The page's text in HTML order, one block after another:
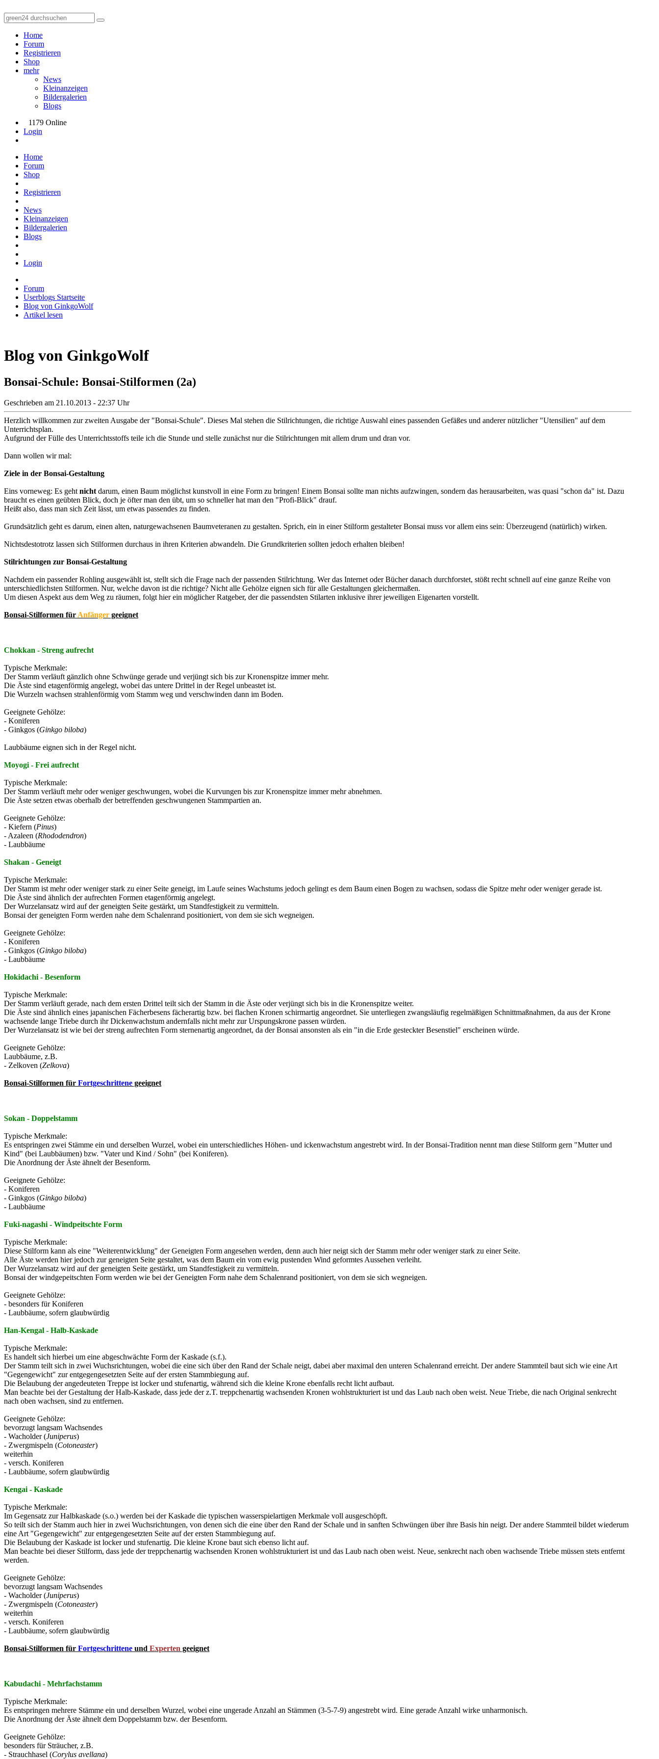
Home
Forum
Registrieren
Shop
mehr
News
Kleinanzeigen
Bildergalerien
Blogs
1179 Online
Login
Home
Forum
Shop
Registrieren
News
Kleinanzeigen
Bildergalerien
Blogs
Login
Forum
Userblogs Startseite
Blog von GinkgoWolf
Artikel lesen
Blog von GinkgoWolf
Bonsai-Schule: Bonsai-Stilformen (2a)
Geschrieben am 21.10.2013 - 22:37 Uhr
Herzlich willkommen zur zweiten Ausgabe der "Bonsai-Schule". Dieses Mal stehen die Stilrichtungen, die richtige Auswahl eines passenden Gefäßes und anderer nützlicher "Utensilien" auf dem
Unterrichtsplan.
Aufgrund der Fülle des Unterrichtsstoffs teile ich die Stunde und stelle zunächst nur die Stilrichtungen mit allem drum und dran vor.
Dann wollen wir mal:
Ziele in der Bonsai-Gestaltung
Eins vorneweg: Es geht nicht darum, einen Baum möglichst kunstvoll in eine Form zu bringen! Einem Bonsai sollte man nichts aufzwingen, sondern das herausarbeiten, was quasi "schon da" ist. Dazu
braucht es einen geübten Blick, doch je öfter man den übt, um so schneller hat man den "Profi-Blick" drauf.
Heißt also, dass man sich Zeit lässt, um etwas passendes zu finden.
Grundsätzlich geht es darum, einen alten, naturgewachsenen Baumveteranen zu gestalten. Sprich, ein in einer Stilform gestalteter Bonsai muss vor allem eins sein: Überzeugend (natürlich) wirken.
Nichtsdestotrotz lassen sich Stilformen durchaus in ihren Kriterien abwandeln. Die Grundkriterien sollten jedoch erhalten bleiben!
Stilrichtungen zur Bonsai-Gestaltung
Nachdem ein passender Rohling ausgewählt ist, stellt sich die Frage nach der passenden Stilrichtung. Wer das Internet oder Bücher danach durchforstet, stößt recht schnell auf eine ganze Reihe von
unterschiedlichsten Stilformen. Nur, welche davon ist die richtige? Nicht alle Gehölze eignen sich für alle Gestaltungen gleichermaßen.
Um diesen Aspekt aus dem Weg zu räumen, folgt hier ein möglicher Ratgeber, der die passendsten Stilarten inklusive ihrer jeweiligen Eigenarten vorstellt.
Bonsai-Stilformen für Anfänger geeignet
Chokkan - Streng aufrecht
Typische Merkmale:
Der Stamm verläuft gänzlich ohne Schwünge gerade und verjüngt sich bis zur Kronenspitze immer mehr.
Die Äste sind etagenförmig angelegt, wobei das untere Drittel in der Regel unbeastet ist.
Die Wurzeln wachsen strahlenförmig vom Stamm weg und verschwinden dann im Boden.
Geeignete Gehölze:
- Koniferen
- Ginkgos (Ginkgo biloba)
Laubbäume eignen sich in der Regel nicht.
Moyogi - Frei aufrecht
Typische Merkmale:
Der Stamm verläuft mehr oder weniger geschwungen, wobei die Kurvungen bis zur Kronenspitze immer mehr abnehmen.
Die Äste setzen etwas oberhalb der betreffenden geschwungenen Stammpartien an.
Geeignete Gehölze:
- Kiefern (Pinus)
- Azaleen (Rhododendron)
- Laubbäume
Shakan - Geneigt
Typische Merkmale:
Der Stamm ist mehr oder weniger stark zu einer Seite geneigt, im Laufe seines Wachstums jedoch gelingt es dem Baum einen Bogen zu wachsen, sodass die Spitze mehr oder weniger gerade ist.
Die Äste sind ähnlich der aufrechten Formen etagenförmig angelegt.
Der Wurzelansatz wird auf der geneigten Seite gestärkt, um Standfestigkeit zu vermitteln.
Bonsai der geneigten Form werden nahe dem Schalenrand positioniert, von dem sie sich wegneigen.
Geeignete Gehölze:
- Koniferen
- Ginkgos (Ginkgo biloba)
- Laubbäume
Hokidachi - Besenform
Typische Merkmale:
Der Stamm verläuft gerade, nach dem ersten Drittel teilt sich der Stamm in die Äste oder verjüngt sich bis in die Kronenspitze weiter.
Die Äste sind ähnlich eines japanischen Fächerbesens fächerartig bzw. bei flachen Kronen schirmartig angeordnet. Sie unterliegen zwangsläufig regelmäßigen Schnittmaßnahmen, da aus der Krone
wachsende lange Triebe durch ihr Dickenwachstum andernfalls nicht mehr zur Urspungskrone passen würden.
Der Wurzelansatz ist wie bei der streng aufrechten Form sternenartig angeordnet, da der Bonsai ansonsten als ein "in die Erde gesteckter Besenstiel" erscheinen würde.
Geeignete Gehölze:
Laubbäume, z.B.
- Zelkoven (Zelkova)
Bonsai-Stilformen für Fortgeschrittene geeignet
Sokan - Doppelstamm
Typische Merkmale:
Es entspringen zwei Stämme ein und derselben Wurzel, wobei ein unterschiedliches Höhen- und ickenwachstum angestrebt wird. In der Bonsai-Tradition nennt man diese Stilform gern "Mutter und
Kind" (bei Laubbäumen) bzw. "Vater und Kind / Sohn" (bei Koniferen).
Die Anordnung der Äste ähnelt der Besenform.
Geeignete Gehölze:
- Koniferen
- Ginkgos (Ginkgo biloba)
- Laubbäume
Fuki-nagashi - Windpeitschte Form
Typische Merkmale:
Diese Stilform kann als eine "Weiterentwicklung" der Geneigten Form angesehen werden, denn auch hier neigt sich der Stamm mehr oder weniger stark zu einer Seite.
Alle Äste werden hier jedoch zur geneigten Seite gestaltet, was dem Baum ein vom ewig pustenden Wind geformtes Aussehen verleiht.
Der Wurzelansatz wird auf der geneigten Seite gestärkt, um Standfestigkeit zu vermitteln.
Bonsai der windgepeitschten Form werden wie bei der Geneigten Form nahe dem Schalenrand positioniert, von dem sie sich wegneigen.
Geeignete Gehölze:
- besonders für Koniferen
- Laubbäume, sofern glaubwürdig
Han-Kengal - Halb-Kaskade
Typische Merkmale:
Es handelt sich hierbei um eine abgeschwächte Form der Kaskade (s.f.).
Der Stamm teilt sich in zwei Wuchsrichtungen, wobei die eine sich über den Rand der Schale neigt, dabei aber maximal den unteren Schalenrand erreicht. Der andere Stammteil baut sich wie eine Art
"Gegengewicht" zur entgegengesetzten Seite auf der ersten Stammbiegung auf.
Die Belaubung der angedeuteten Treppe ist locker und stufenartig, während sich die kleine Krone ebenfalls recht licht aufbaut.
Man beachte bei der Gestaltung der Halb-Kaskade, dass jede der z.T. treppchenartig wachsenden Kronen wohlstrukturiert ist und das Laub nach oben weist. Neue Triebe, die nach Original senkrecht
nach oben wachsen, sind zu entfernen.
Geeignete Gehölze:
bevorzugt langsam Wachsendes
- Wacholder (Juniperus)
- Zwergmispeln (Cotoneaster)
weiterhin
- versch. Koniferen
- Laubbäume, sofern glaubwürdig
Kengai - Kaskade
Typische Merkmale:
Im Gegensatz zur Halbkaskade (s.o.) werden bei der Kaskade die typischen wasserspielartigen Merkmale voll ausgeschöpft.
So teilt sich der Stamm auch hier in zwei Wuchsrichtungen, von denen sich die eine über den Rand der Schale und in sanften Schwüngen über ihre Basis hin neigt. Der andere Stammteil bildet wiederum
eine Art "Gegengewicht" zur entgegengesetzten Seite auf der ersten Stammbiegung auf.
Die Belaubung der Kaskade ist locker und stufenartig. Die kleine Krone baut sich ebenso licht auf.
Man beachte bei dieser Stilform, dass jede der treppchenartig wachsenden Kronen wohlstrukturiert ist und das Laub nach oben weist. Neue, senkrecht nach oben wachsende Triebe müssen stets entfernt
werden.
Geeignete Gehölze:
bevorzugt langsam Wachsendes
- Wacholder (Juniperus)
- Zwergmispeln (Cotoneaster)
weiterhin
- versch. Koniferen
- Laubbäume, sofern glaubwürdig
Bonsai-Stilformen für Fortgeschrittene und Experten geeignet
Kabudachi - Mehrfachstamm
Typische Merkmale:
Es entspringen mehrere Stämme ein und derselben Wurzel, wobei eine ungerade Anzahl an Stämmen (3-5-7-9) angestrebt wird. Eine gerade Anzahl wirke unharmonisch.
Die Anordnung der Äste ähnelt dem Doppelstamm bzw. der Besenform.
Geeignete Gehölze:
besonders für Sträucher, z.B.
- Strauchhasel (Corylus avellana)